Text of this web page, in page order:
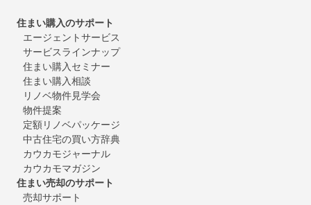
住まい購入のサポート
エージェントサービス
サービスラインナップ
住まい購入セミナー
住まい購入相談
リノベ物件見学会
物件提案
定額リノベパッケージ
中古住宅の買い方辞典
カウカモジャーナル
カウカモマガジン
住まい売却のサポート
売却サポート